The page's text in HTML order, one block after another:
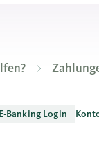
im E-
E-Banking Login